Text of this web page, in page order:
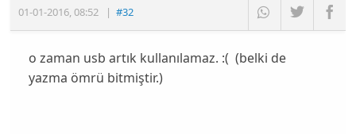
01-01-2016,08:52 |#32
o zaman usb artık kullanılamaz. :( (belki de
yazma ömrü bitmiştir.)